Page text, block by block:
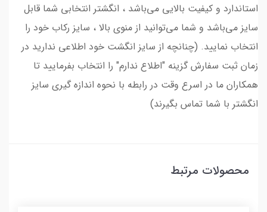
استاندارد و کیفیت بالایی می‌باشد ، انگشتر انتخابی شما قابل
سایز می‌باشد و شما می‌توانید از منوی بالا ، سایز رکاب خود را
انتخاب نمایید. (چنانچه از سایز انگشت خود اطلاعی ندارید در
زمان ثبت سفارش گزینه "اطلاع ندارم" را انتخاب بفرمایید تا
همکاران ما در اسرع وقت در رابطه با نحوه اندازه گیری سایز
انگشتر با شما تماس بگیرند)
محصولات مرتبط